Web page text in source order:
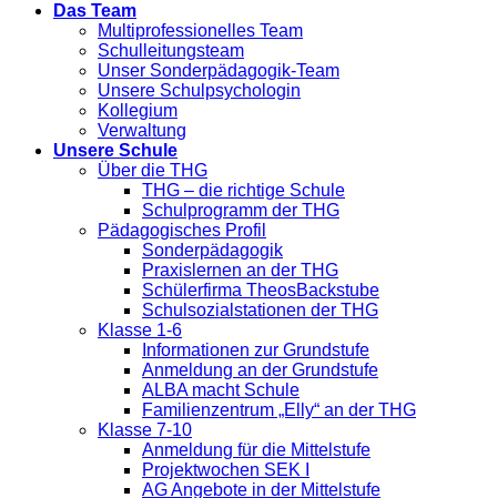
Das Team
Multiprofessionelles Team
Schulleitungsteam
Unser Sonderpädagogik-Team
Unsere Schulpsychologin
Kollegium
Verwaltung
Unsere Schule
Über die THG
THG – die richtige Schule
Schulprogramm der THG
Pädagogisches Profil
Sonderpädagogik
Praxislernen an der THG
Schülerfirma TheosBackstube
Schulsozialstationen der THG
Klasse 1-6
Informationen zur Grundstufe
Anmeldung an der Grundstufe
ALBA macht Schule
Familienzentrum „Elly“ an der THG
Klasse 7-10
Anmeldung für die Mittelstufe
Projektwochen SEK I
AG Angebote in der Mittelstufe